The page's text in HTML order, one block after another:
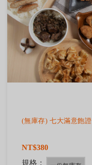
(無庫存) 七大滿意飽證
NT$380
規格：